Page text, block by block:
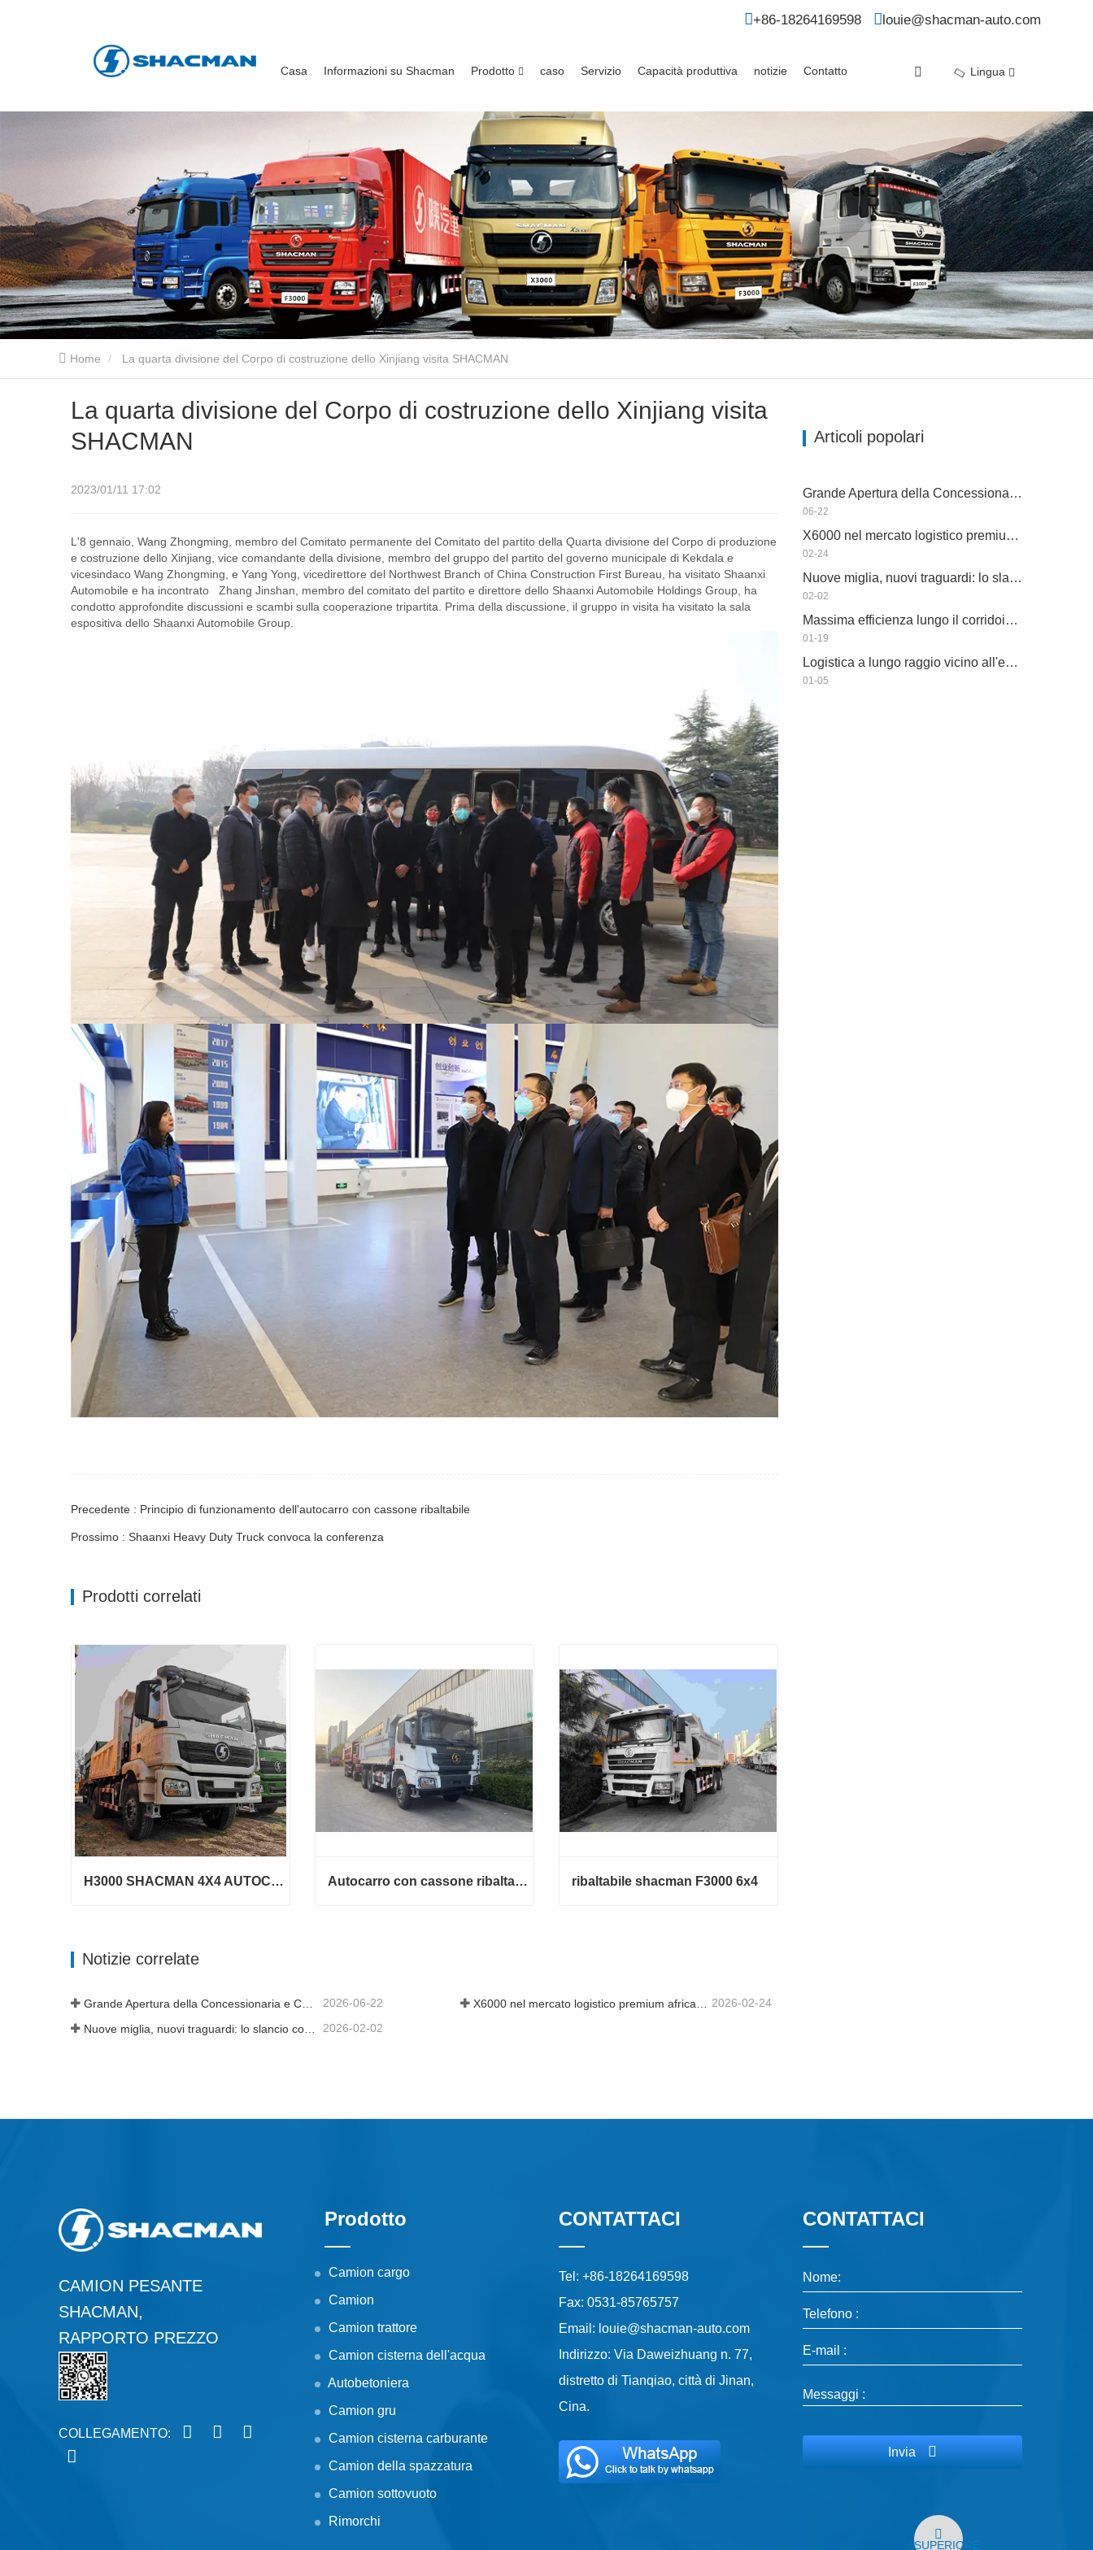
+86-18264169598 louie@shacman-auto.com
Casa Informazioni su Shacman Prodotto caso Servizio Capacità produttiva notizie Contatto Lingua
Home La quarta divisione del Corpo di costruzione dello Xinjiang visita SHACMAN
La quarta divisione del Corpo di costruzione dello Xinjiang visita
SHACMAN
2023/01/11 17:02
L'8 gennaio, Wang Zhongming, membro del Comitato permanente del Comitato del partito della Quarta divisione del Corpo di produzione
e costruzione dello Xinjiang, vice comandante della divisione, membro del gruppo del partito del governo municipale di Kekdala e
vicesindaco Wang Zhongming, e Yang Yong, vicedirettore del Northwest Branch of China Construction First Bureau, ha visitato Shaanxi
Automobile e ha incontrato
Zhang Jinshan, membro del comitato del partito e direttore dello Shaanxi Automobile Holdings Group, ha
condotto approfondite discussioni e scambi sulla cooperazione tripartita. Prima della discussione, il gruppo in visita ha visitato la sala
espositiva dello Shaanxi Automobile Group.
Precedente : Principio di funzionamento dell'autocarro con cassone ribaltabile
Prossimo : Shaanxi Heavy Duty Truck convoca la conferenza
Prodotti correlati
H3000 SHACMAN 4X4 AUTOCARRO RIBALTABILE IN VENDITA Autocarro con cassone ribaltabile Shacman X3000 10 ruote ribaltabile shacman F3000 6x4
Notizie correlate
2026-06-22 2026-02-24
Nuove miglia, nuovi traguardi: lo slancio continua 2026-02-02
Articoli popolari
Grande Apertura della Concessionaria e Consegna della Flotta in Tanzania
06-22
X6000 nel mercato logistico premium africano
02-24
Nuove miglia, nuovi traguardi: lo slancio continua
02-02
Massima efficienza lungo il corridoio ferroviario transguinario
01-19
Logistica a lungo raggio vicino all'equatore
01-05
SUPERIORE
CAMION PESANTE
SHACMAN,
RAPPORTO PREZZO
COLLEGAMENTO:
Prodotto
Camion cargo
Camion
Camion trattore
Camion cisterna dell'acqua
Autobetoniera
Camion gru
Camion cisterna carburante
Camion della spazzatura
Camion sottovuoto
Rimorchi
CONTATTACI
Tel: +86-18264169598
Fax: 0531-85765757
Email: louie@shacman-auto.com
Indirizzo: Via Daweizhuang n. 77,
distretto di Tianqiao, città di Jinan,
Cina.
CONTATTACI
Nome:
Telefono :
E-mail :
Messaggi :
Invia